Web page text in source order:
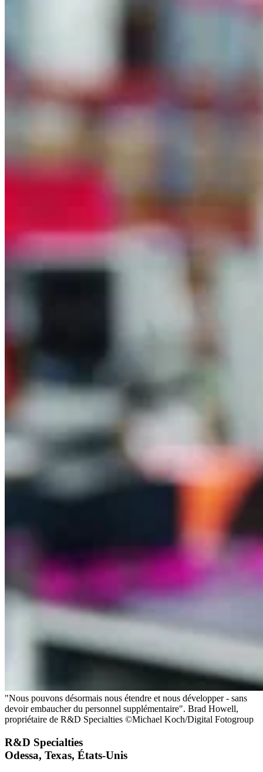
"Nous pouvons désormais nous étendre et nous développer - sans
devoir embaucher du personnel supplémentaire". Brad Howell,
propriétaire de R&D Specialties ©Michael Koch/Digital Fotogroup
R&D Specialties
Odessa, Texas, États-Unis